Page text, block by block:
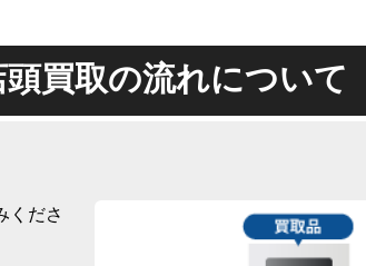
頭買取の流れについて
くださ